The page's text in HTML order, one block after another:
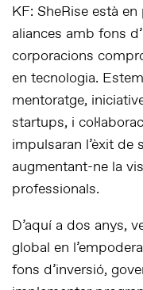
KF: SheRise està
aliances amb fons
corporacions
en tecnologia.
mentoratge,
startups, i
impulsaran l’èxit
augmentant-ne la
professionals.
D’aquí a dos anys,
global en
fons d’inversió,